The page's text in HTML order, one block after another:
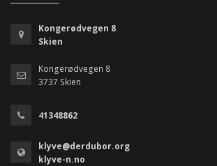
Kongerødvegen 8
Skien
Kongerødvegen 8
3737 Skien
41348862
klyve@derdubor.org
klyve-n.no